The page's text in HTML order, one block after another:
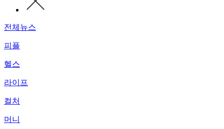
전체뉴스
피플
헬스
라이프
컬처
머니